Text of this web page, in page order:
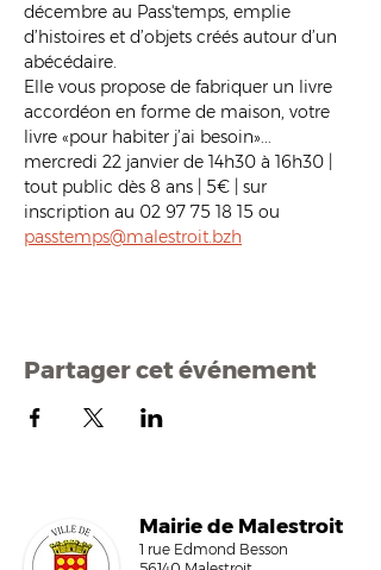
décembre au Pass'temps, emplie
d’histoires et d’objets créés autour d’un
abécédaire.
Elle vous propose de fabriquer un livre
accordéon en forme de maison, votre
livre «pour habiter j’ai besoin»...
mercredi 22 janvier de 14h30 à 16h30 |
tout public dès 8 ans | 5€ | sur
inscription au 02 97 75 18 15 ou
passtemps@malestroit.bzh
Partager cet événement
Mairie de Malestroit
1 rue Edmond Besson